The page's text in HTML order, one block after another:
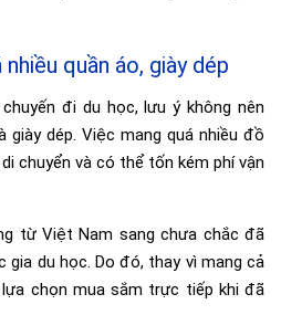
quần áo, giày dép
đi du học, lưu ý không nên
giày dép. Việc mang quá nhiều đồ
chuyển và có thể tốn kém phí vận
từ Việt Nam sang chưa chắc đã
gia du học. Do đó, thay vì mang cả
chọn mua sắm trực tiếp khi đã